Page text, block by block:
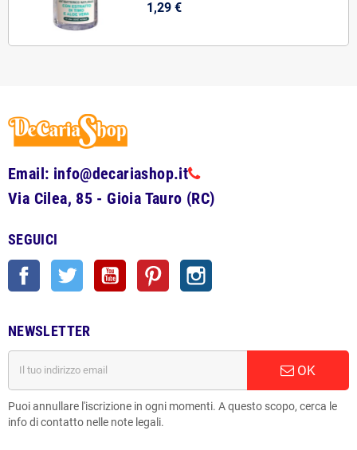
1,29 €
Email: info@decariashop.it
Via Cilea, 85 - Gioia Tauro (RC)
SEGUICI
Facebook Twitter YouTube Pinterest
NEWSLETTER
OK
Puoi annullare l'iscrizione in ogni momenti. A questo scopo, cerca le
info di contatto nelle note legali.